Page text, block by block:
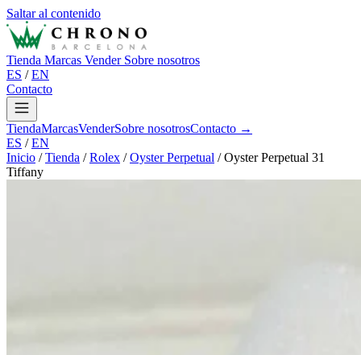
Saltar al contenido
Tienda Marcas Vender Sobre nosotros
ES / EN
Contacto
TiendaMarcasVenderSobre nosotrosContacto →
ES / EN
Inicio / Tienda / Rolex / Oyster Perpetual / Oyster Perpetual 31
Tiffany